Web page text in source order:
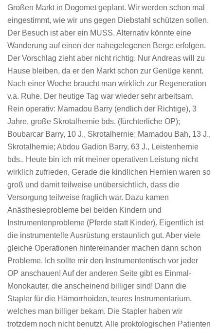
Großen Markt in Dogomet geplant. Wir werden schon mal
eingestimmt, wie wir uns gegen Diebstahl schützen sollen.
Der Besuch ist aber ein MUSS. Alternativ könnte eine
Wanderung auf einen der nahegelegenen Berge erfolgen.
Der Vorschlag zieht aber nicht richtig. Nur Andreas will zu
Hause bleiben, da er den Markt schon zur Genüge kennt.
Nach einer Woche braucht man wirklich zur Regeneration
v.a. Ruhe. Der heutige Tag war wieder sehr arbeitsam.
Rein operativ: Mamadou Barry (endlich der Richtige), 3
Jahre, große Skrotalhernie bds. (fürchterliche OP);
Boubarcar Barry, 10 J., Skrotalhernie; Mamadou Bah, 13 J.,
Skrotalhernie; Abdou Gadion Barry, 63 J., Leistenhernie
bds.. Heute bin ich mit meiner operativen Leistung nicht
wirklich zufrieden, Gerade die kindlichen Hernien waren so
groß und damit teilweise unübersichtlich, dass die
Versorgung teilweise fraglich war. Dazu kamen
Anästhesieprobleme bei beiden Kindern und
Instrumentenprobleme (Pferde statt Kinder). Eigentlich ist
die instrumentelle Ausrüstung erstaunlich gut. Aber viele
gleiche Operationen hintereinander machen dann schon
Probleme. Ich sollte mir den Instrumententisch vor jeder
OP anschauen! Auf der anderen Seite gibt es Einmal-
Monokauter, die anscheinend billiger sind! Dann die
Stapler für die Hämorrhoiden, teures Instrumentarium,
welches man billiger bekam. Die Stapler haben wir
trotzdem noch nicht benutzt. Alle proktologischen Patienten